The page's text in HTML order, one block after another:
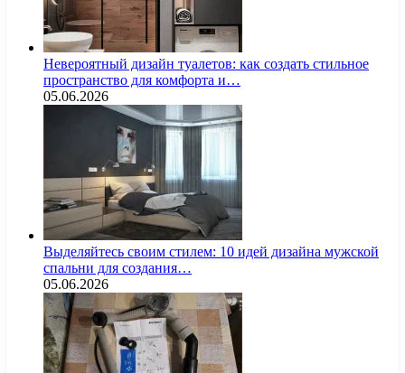
Невероятный дизайн туалетов: как создать стильное
пространство для комфорта и…
05.06.2026
Выделяйтесь своим стилем: 10 идей дизайна мужской
спальни для создания…
05.06.2026